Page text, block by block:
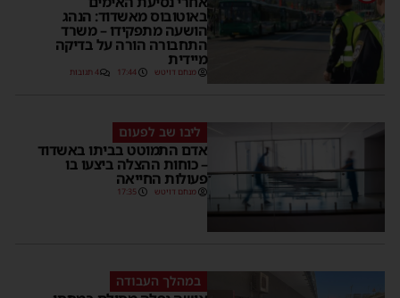
באוטובוס מאשדוד: הנהג
הושעה מתפקידו – משרד
התחבורה הורה על בדיקה
מיידית
מנחם דויטש 17:44 4 תגובות
ליבו שב לפעום
אדם התמוטט בביתו באשדוד
– כוחות ההצלה ביצעו בו
פעולות החייאה
מנחם דויטש 17:35
במהלך העבודה